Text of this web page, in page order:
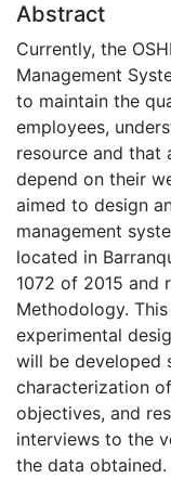
Abstract
Currently, the
Management
to maintain the
employees,
resource and that
depend on their
aimed to design
management
located in
1072 of 2015 and
Methodology.
experimental
will be developed
characterization
objectives, and
interviews to the
the data